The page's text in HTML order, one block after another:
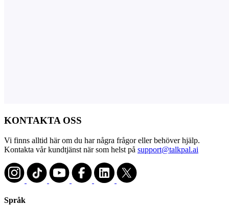
KONTAKTA OSS
Vi finns alltid här om du har några frågor eller behöver hjälp.
Kontakta vår kundtjänst när som helst på support@talkpal.ai
Språk